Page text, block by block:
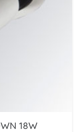
18W